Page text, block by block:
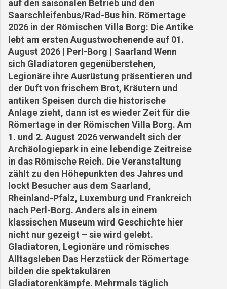
in Gesichtern Holzen Franz: Gastwirt und
Original, der sich weigerte, das Dorf zu
verlassen. Schmetten Karl: Schmiedemeister in
vierter Generation – seine Werkstatt war Herz
und Ohr des Dorfes. Wiederaufbau und Zukunft
Nach Kriegsende began...
auf den saisonalen Betrieb und den
Saarschleifenbus/Rad-Bus hin. Römertage
2026 in der Römischen Villa Borg: Die Antike
lebt am ersten Augustwochenende auf 01.
August 2026 | Perl-Borg | Saarland Wenn
sich Gladiatoren gegenüberstehen,
Legionäre ihre Ausrüstung präsentieren und
der Duft von frischem Brot, Kräutern und
antiken Speisen durch die historische
Anlage zieht, dann ist es wieder Zeit für die
Römertage in der Römischen Villa Borg. Am
1. und 2. August 2026 verwandelt sich der
Archäologiepark in eine lebendige Zeitreise
in das Römische Reich. Die Veranstaltung
zählt zu den Höhepunkten des Jahres und
lockt Besucher aus dem Saarland,
Rheinland-Pfalz, Luxemburg und Frankreich
nach Perl-Borg. Anders als in einem
klassischen Museum wird Geschichte hier
nicht nur gezeigt – sie wird gelebt.
Gladiatoren, Legionäre und römisches
Alltagsleben Das Herzstück der Römertage
bilden die spektakulären
Gladiatorenkämpfe. Mehrmals täglich